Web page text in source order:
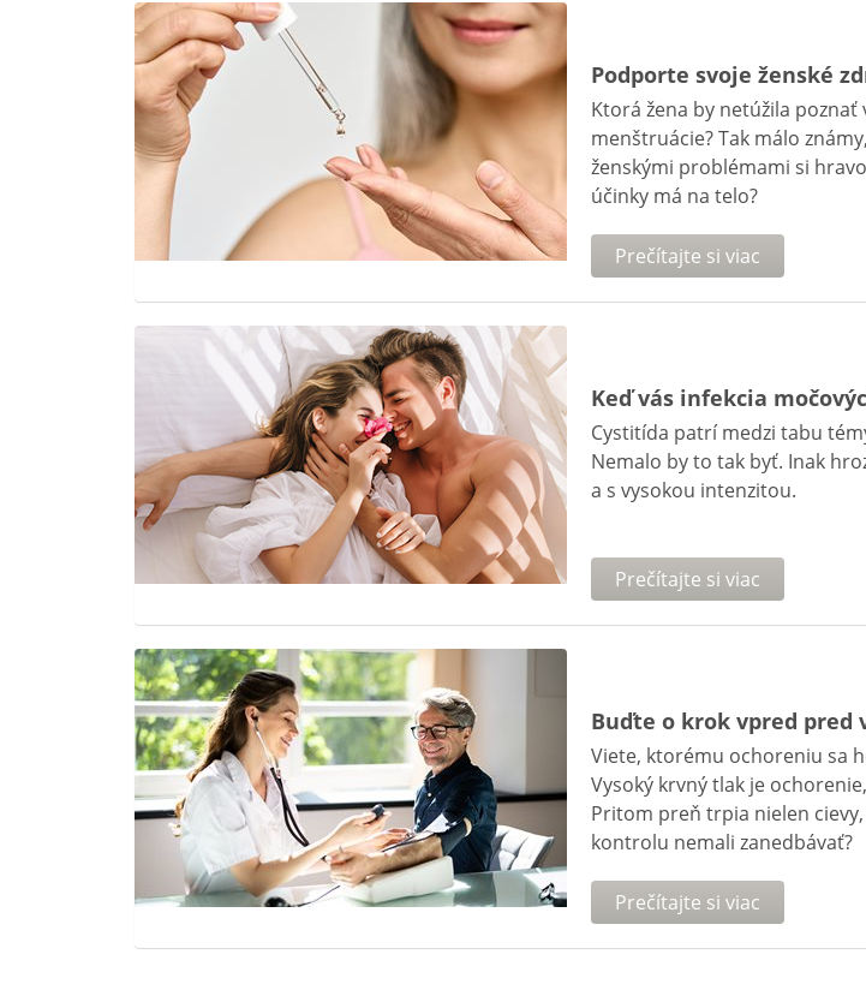
Podporte svoje ženské
Ktorá žena by netúžila
menštruácie? Tak málo
ženskými problémami si
účinky má na telo?
Prečítajte si viac
Keď vás infekcia
Cystitída patrí medzi tabu
Nemalo by to tak byť. Inak
a s vysokou intenzitou.
Prečítajte si viac
Buďte o krok vpred
Viete, ktorému ochoreniu sa
Vysoký krvný tlak je
Pritom preň trpia nielen
kontrolu nemali zanedbávať?
Prečítajte si viac